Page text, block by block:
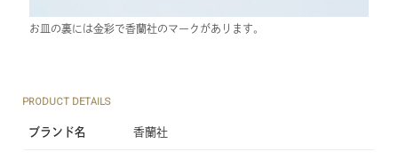
お皿の裏には金彩で香蘭社のマークがあります。
PRODUCT DETAILS
ブランド名 香蘭社